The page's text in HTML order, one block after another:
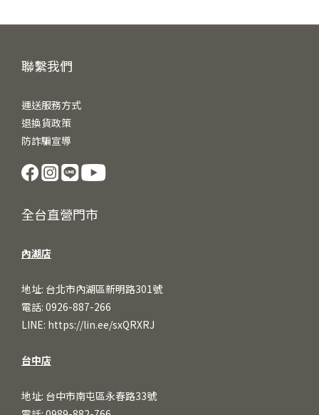
聯繫我們
運送服務方式
退換貨政策
防詐騙宣導
全台直營門市
內湖店
地址: 台北市內湖區新明路301號
電話: 0926-887-266
LINE: https://lin.ee/sxQRXRJ
台中店
地址: 台中市南屯區永春路33號